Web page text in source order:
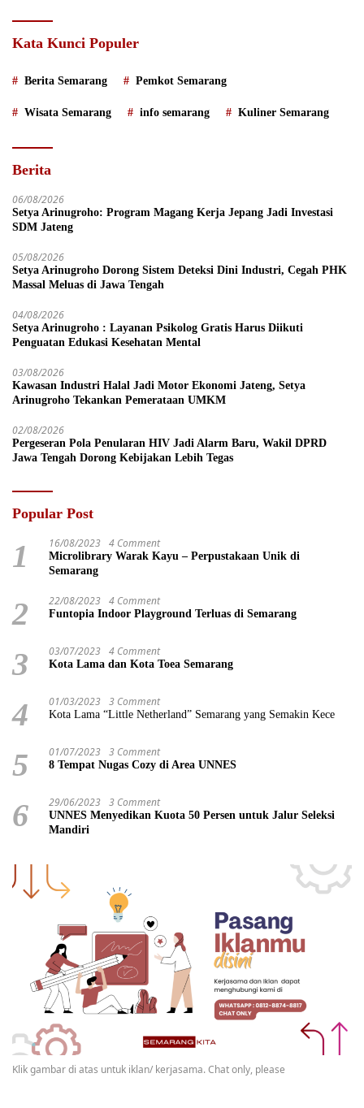
Kata Kunci Populer
Berita Semarang Pemkot Semarang
Wisata Semarang info semarang Kuliner Semarang
Berita
06/08/2026
Setya Arinugroho: Program Magang Kerja Jepang Jadi Investasi
SDM Jateng
05/08/2026
Setya Arinugroho Dorong Sistem Deteksi Dini Industri, Cegah PHK
Massal Meluas di Jawa Tengah
04/08/2026
Setya Arinugroho : Layanan Psikolog Gratis Harus Diikuti
Penguatan Edukasi Kesehatan Mental
03/08/2026
Kawasan Industri Halal Jadi Motor Ekonomi Jateng, Setya
Arinugroho Tekankan Pemerataan UMKM
02/08/2026
Pergeseran Pola Penularan HIV Jadi Alarm Baru, Wakil DPRD
Jawa Tengah Dorong Kebijakan Lebih Tegas
Popular Post
1 16/08/2023 4 Comment
Microlibrary Warak Kayu – Perpustakaan Unik di
Semarang
2 22/08/2023 4 Comment
Funtopia Indoor Playground Terluas di Semarang
3 03/07/2023 4 Comment
Kota Lama dan Kota Toea Semarang
4 01/03/2023 3 Comment
Kota Lama “Little Netherland” Semarang yang Semakin Kece
5 01/07/2023 3 Comment
8 Tempat Nugas Cozy di Area UNNES
6 29/06/2023 3 Comment
UNNES Menyedikan Kuota 50 Persen untuk Jalur Seleksi
Mandiri
Klik gambar di atas untuk iklan/ kerjasama. Chat only, please